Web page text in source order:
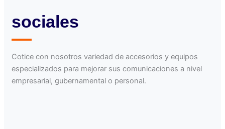
sociales
Cotice con nosotros variedad de accesorios y equipos
especializados para mejorar sus comunicaciones a nivel
empresarial, gubernamental o personal.